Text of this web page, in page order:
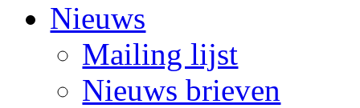
Nieuws
Mailing lijst
Nieuws brieven